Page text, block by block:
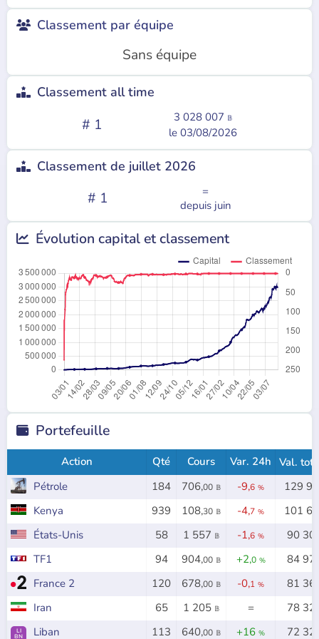
 Classement par équipe
Sans équipe
 Classement all time
# 1 3 028 007 𝔹
le 03/08/2026
 Classement de juillet 2026
# 1
=
depuis juin
 Évolution capital etclassement
 Portefeuille
Action Qté Cours Var. 24h
Val.
Pétrole
184 706,00 𝔹 -9,6 %
129
Kenya
939 108,30 𝔹 -4,7 %
101
États-Unis
58 1 557 𝔹 -1,6 %
90
TF1
94 904,00 𝔹 +2,0 %
84
France 2
120 678,00 𝔹 -0,1 %
81
Iran
65 1 205 𝔹 = 78
LI
BN Liban 113 640,00 𝔹 +16%
72